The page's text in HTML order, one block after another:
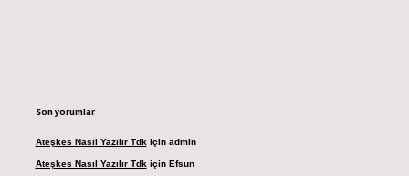
Son yorumlar
Ateşkes Nasıl Yazılır Tdk için admin
Ateşkes Nasıl Yazılır Tdk için Efsun